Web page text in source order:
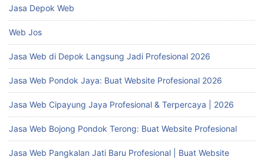
Jasa Depok Web
Web Jos
Jasa Web di Depok Langsung Jadi Profesional 2026
Jasa Web Pondok Jaya: Buat Website Profesional 2026
Jasa Web Cipayung Jaya Profesional & Terpercaya | 2026
Jasa Web Bojong Pondok Terong: Buat Website Profesional
Jasa Web Pangkalan Jati Baru Profesional | Buat Website